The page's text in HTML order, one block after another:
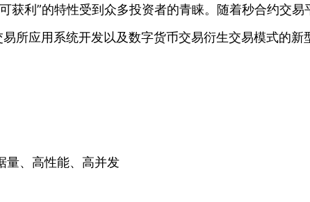
获利”的特性受到众多投资者的青睐。随着秒合约交
所应用系统开发以及数字货币交易衍生交易模式的
量、高性能、高并发